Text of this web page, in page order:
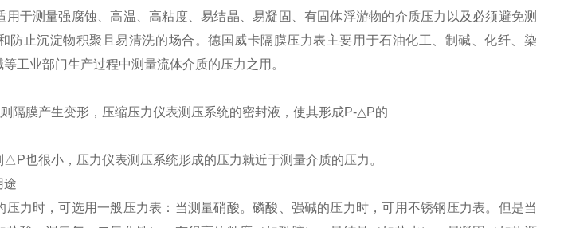
于测量强腐蚀、高温、高粘度、易结晶、易凝固、有固体浮游物的介质压力以及必须避免测
防止沉淀物积聚且易清洗的场合。德国威卡隔膜压力表主要用于石油化工、制碱、化纤、染
工业部门生产过程中测量流体介质的压力之用。
隔膜产生变形，压缩压力仪表测压系统的密封液，使其形成P-△P的
也很小，压力仪表测压系统形成的压力就近于测量介质的压力。
途
压力时，可选用一般压力表：当测量硝酸。磷酸、强碱的压力时，可用不锈钢压力表。但是当